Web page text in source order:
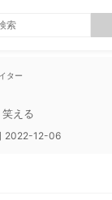
ター
える
2022-12-06